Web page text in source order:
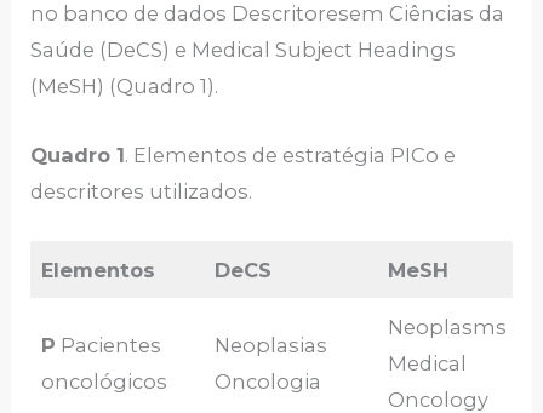
no banco de dados Descritoresem Ciências da
Saúde (DeCS) e Medical Subject Headings
(MeSH) (Quadro 1).
Quadro 1. Elementos de estratégia PICo e
descritores utilizados.
Elementos DeCS MeSH
P Pacientes
oncológicos
Neoplasias
Oncologia
Neoplasms
Medical
Oncology